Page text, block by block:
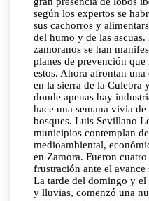
según los expertos se
sus cachorros y
del humo y de las
zamoranos se han
planes de prevención
estos. Ahora afrontan
en la sierra de la Culebra
donde apenas hay
hace una semana vivía
bosques. Luis Sevillano
municipios contemplan
medioambiental,
en Zamora. Fueron
frustración ante el
La tarde del domingo y el
y lluvias, comenzó una